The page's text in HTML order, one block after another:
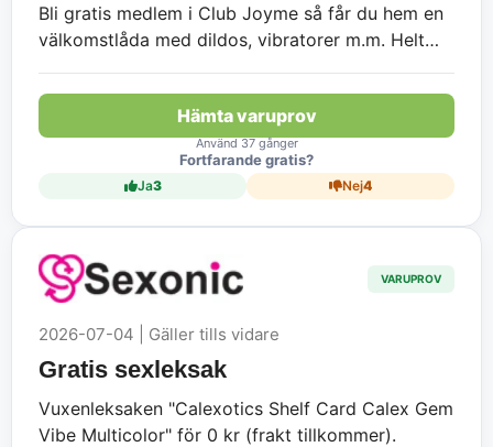
Bli gratis medlem i Club Joyme så får du hem en
välkomstlåda med dildos, vibratorer m.m. Helt
Hämta varuprov
Använd 37 gånger
Fortfarande gratis?
Ja3 Nej4
VARUPROV
2026-07-04 | Gäller tills vidare
Gratis sexleksak
Vuxenleksaken "Calexotics Shelf Card Calex Gem
Vibe Multicolor" för 0 kr (frakt tillkommer).